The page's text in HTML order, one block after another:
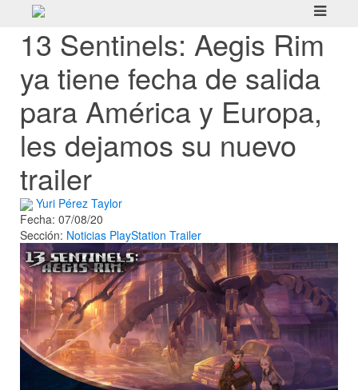
13 Sentinels: Aegis Rim
ya tiene fecha de salida
para América y Europa,
les dejamos su nuevo
trailer
Yuri Pérez Taylor
Fecha: 07/08/20
Sección: Noticias PlayStation Trailer